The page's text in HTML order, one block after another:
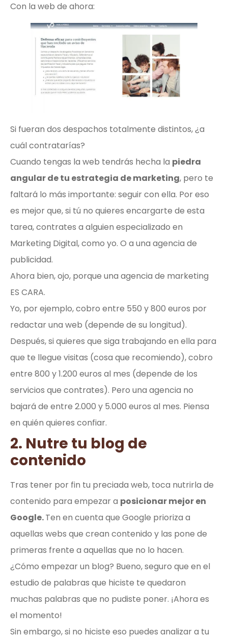
Con la web de ahora:
Si fueran dos despachos totalmente distintos, ¿a
cuál contratarías?
Cuando tengas la web tendrás hecha la piedra
angular de tu estrategia de marketing, pero te
faltará lo más importante: seguir con ella. Por eso
es mejor que, si tú no quieres encargarte de esta
tarea, contrates a alguien especializado en
Marketing Digital, como yo. O a una agencia de
publicidad.
Ahora bien, ojo, porque una agencia de marketing
ES CARA.
Yo, por ejemplo, cobro entre 550 y 800 euros por
redactar una web (depende de su longitud).
Después, si quieres que siga trabajando en ella para
que te llegue visitas (cosa que recomiendo), cobro
entre 800 y 1.200 euros al mes (depende de los
servicios que contrates). Pero una agencia no
bajará de entre 2.000 y 5.000 euros al mes. Piensa
en quién quieres confiar.
2. Nutre tu blog de
contenido
Tras tener por fin tu preciada web, toca nutrirla de
contenido para empezar a posicionar mejor en
Google.Ten en cuenta que Google prioriza a
aquellas webs que crean contenido y las pone de
primeras frente a aquellas que no lo hacen.
¿Cómo empezar un blog? Bueno, seguro que en el
estudio de palabras que hiciste te quedaron
muchas palabras que no pudiste poner. ¡Ahora es
el momento!
Sin embargo, si no hiciste eso puedes analizar a tu